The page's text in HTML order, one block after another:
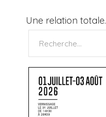
Une relation totale.
Rechercher